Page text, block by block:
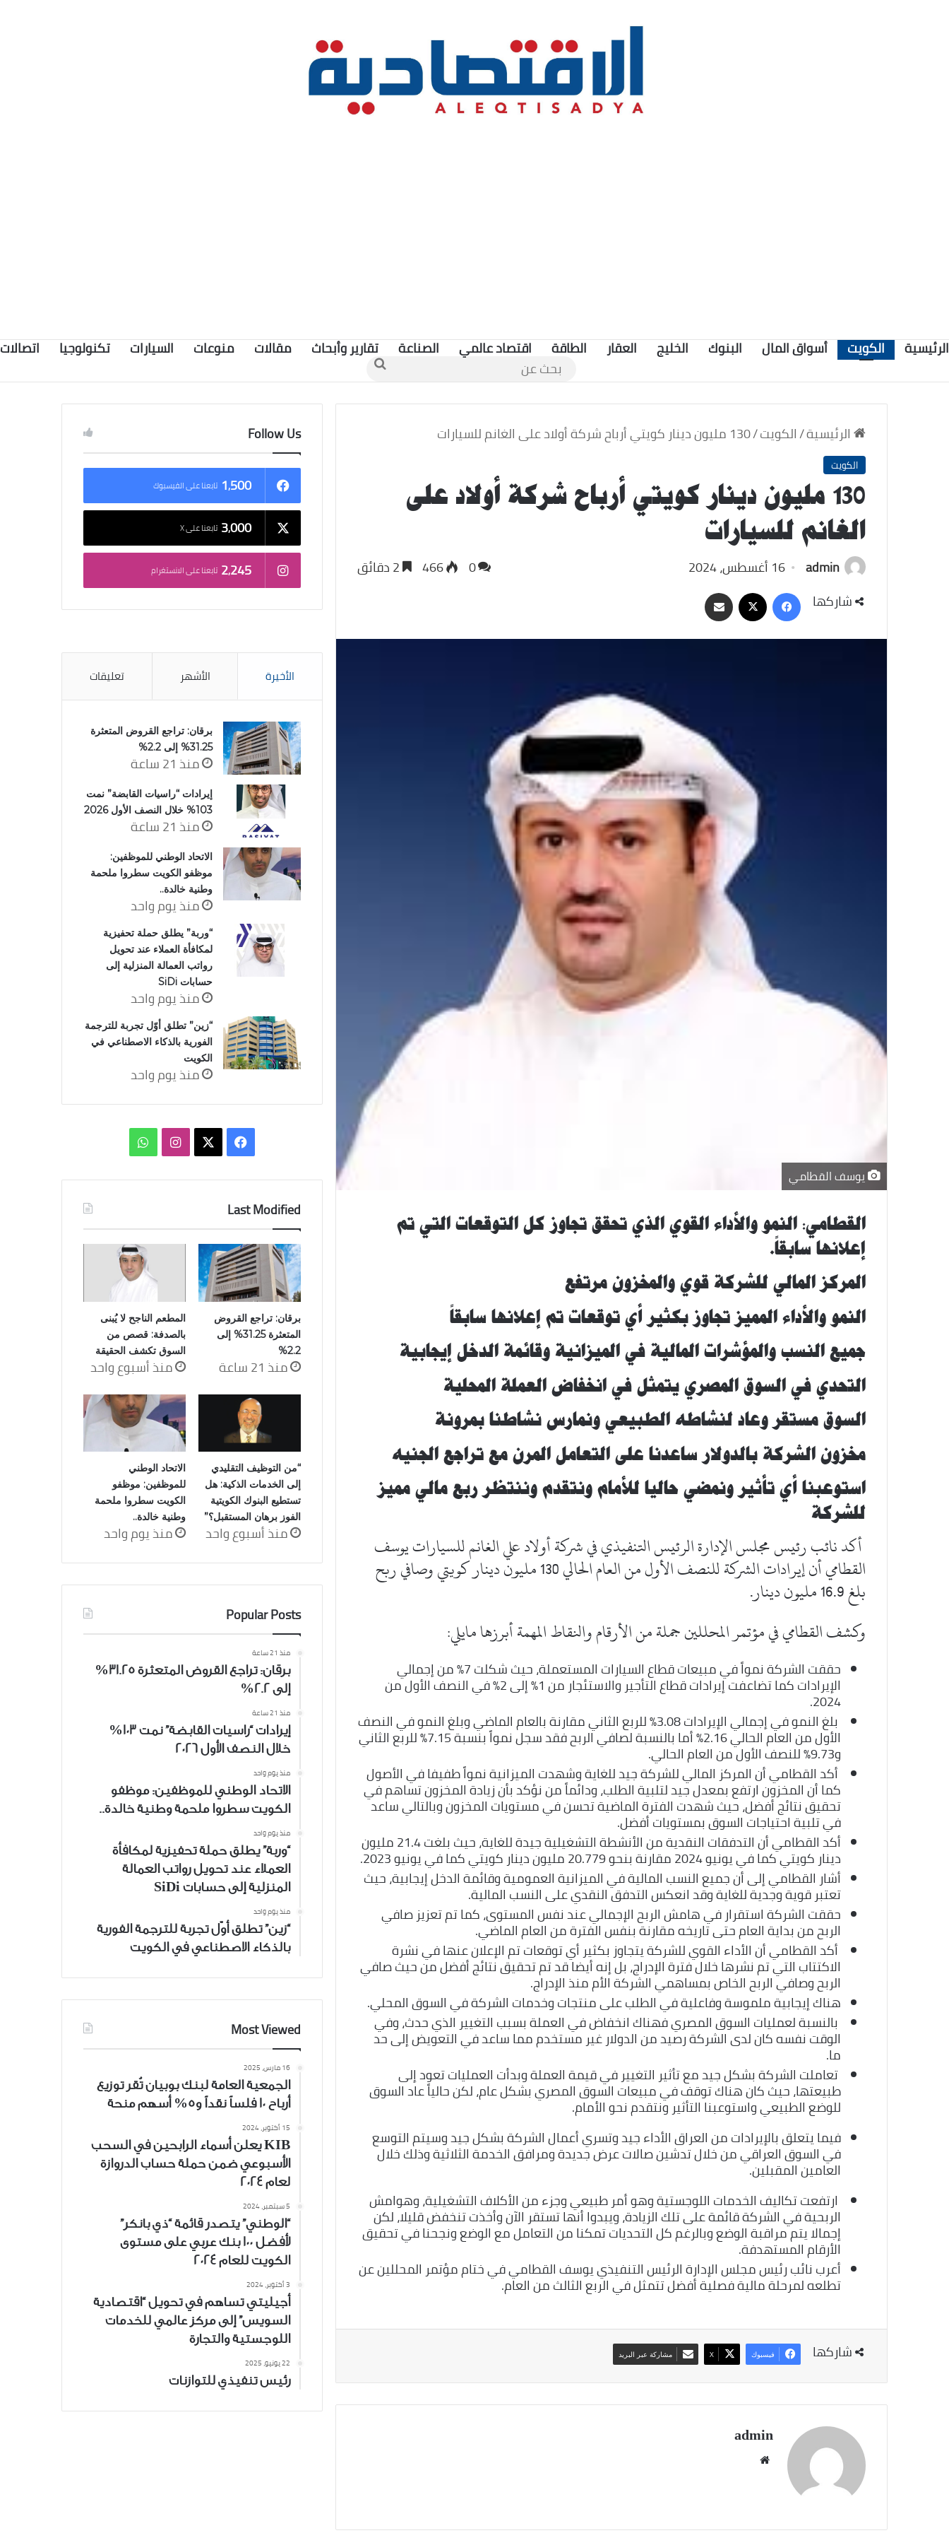
الرئيسية الكويت أسواق المال البنوك الخليج العقار الطاقة اقتصاد عالمي الصناعة تقارير وأبحاث مقالات منوعات السيارات تكنولوجيا اتصالات
بحث
عن
الرئيسية/الكويت/130 مليون دينار كويتي أرباح شركة أولاد على الغانم للسيارات
الكويت
130 مليون دينار كويتي أرباح شركة أولاد على
الغانم للسيارات
admin 16 أغسطس، 2024 0
466
شاركها
فيسبوك
‫X مشاركة
عبر
البريد
يوسف القطامي
القطامي: النمو والأداء القوي الذي تحقق تجاوز كل التوقعات التي تم
إعلانها سابقاً.
المركز المالي للشركة قوي والمخزون مرتفع
النمو والأداء المميز تجاوز بكثير أي توقعات تم إعلانها سابقاً
جميع النسب والمؤشرات المالية في الميزانية وقائمة الدخل إيجابية
التحدي في السوق المصري يتمثل في انخفاض العملة المحلية
السوق مستقر وعاد لنشاطه الطبيعي ونمارس نشاطنا بمرونة
مخزون الشركة بالدولار ساعدنا على التعامل المرن مع تراجع الجنيه
استوعبنا أي تأثير ونمضي حاليا للأمام ونتقدم وننتظر ربع مالي مميز
للشركة
أكد نائب رئيس مجلس الإدارة الرئيس التنفيذي في شركة أولاد علي الغانم للسيارات يوسف
القطامي أن إيرادات الشركة للنصف الأول من العام الحالي 130 مليون دينار كويتي وصافي ربح
بلغ 16.9 مليون دينار.
وكشف القطامي في مؤتمر المحللين جملة من الأرقام والنقاط المهمة أبرزها مايلي:
حققت الشركة نمواً في مبيعات قطاع السيارات المستعملة، حيث شكلت 7% من إجمالي
الإيرادات كما تضاعفت إيرادات قطاع التأجير والاستئجار من 1% إلى 2% في النصف الأول من
2024.
بلغ النمو في إجمالي الإيرادات 3.08% للربع الثاني مقارنة بالعام الماضي وبلغ النمو في النصف
الأول من العام الحالي 2.16% أما بالنسبة لصافي الربح فقد سجل نمواً بنسبة 7.15% للربع الثاني
و9.73% للنصف الأول من العام الحالي.
أكد القطامي أن المركز المالي للشركة جيد للغاية وشهدت الميزانية نمواً طفيفا في الأصول
كما أن المخزون ارتفع بمعدل جيد لتلبية الطلب، ودائماً من نؤكد بأن زيادة المخزون تساهم في
تحقيق نتائج أفضل، حيث شهدت الفترة الماضية تحسن في مستويات المخزون وبالتالي ساعد
في تلبية احتياجات السوق بمستويات أفضل.
أكد القطامي أن التدفقات النقدية من الأنشطة التشغيلية جيدة للغاية، حيث بلغت 21.4 مليون
دينار كويتي كما في يونيو 2024 مقارنة بنحو 20.779 مليون دينار كويتي كما في يونيو 2023.
أشار القطامي إلى أن جميع النسب المالية في الميزانية العمومية وقائمة الدخل إيجابية، حيث
تعتبر قوية وجدية للغاية وقد انعكس التدفق النقدي على النسب المالية.
حققت الشركة استقرار في هامش الربح الإجمالي عند نفس المستوى، كما تم تعزيز صافي
الربح من بداية العام حتى تاريخه مقارنة بنفس الفترة من العام الماضي.
أكد القطامي أن الأداء القوي للشركة يتجاوز بكثير أي توقعات تم الإعلان عنها في نشرة
الاكتتاب التي تم نشرها خلال فترة الإدراج، بل إنه أيضا قد تم تحقيق نتائج أفضل من حيث صافي
الربح وصافي الربح الخاص بمساهمي الشركة الأم منذ الإدراج.
هناك إيجابية ملموسة وفاعلية في الطلب على منتجات وخدمات الشركة في السوق المحلي.
بالنسبة لعمليات السوق المصري فهناك انخفاض في العملة بسبب التغيير الذي حدث، وفي
الوقت نفسه كان لدى الشركة رصيد من الدولار غير مستخدم مما ساعد في التعويض إلى حد
ما.
تعاملت الشركة بشكل جيد مع تأثير التغيير في قيمة العملة وبدأت العمليات تعود إلى
طبيعتها، حيث كان هناك توقف في مبيعات السوق المصري بشكل عام، لكن حالياً عاد السوق
للوضع الطبيعي واستوعبنا التأثير ونتقدم نحو الأمام.
فيما يتعلق بالإيرادات من العراق الأداء جيد وتسري أعمال الشركة بشكل جيد وسيتم التوسع
في السوق العراقي من خلال تدشين صالات عرض جديدة ومرافق الخدمة الثلاثية وذلك خلال
العامين المقبلين.
ارتفعت تكاليف الخدمات اللوجستية وهو أمر طبيعي وجزء من الأكلاف التشغيلية، وهوامش
الربحية في الشركة قائمة على تلك الزيادة، ويبدوا أنها تستقر الآن وأخذت تنخفض قليلا، لكن
إجمالا يتم مراقبة الوضع وبالرغم كل التحديات تمكنا من التعامل مع الوضع ونجحنا في تحقيق
الأرقام المستهدفة.
أعرب نائب رئيس مجلس الإدارة الرئيس التنفيذي يوسف القطامي في ختام مؤتمر المحللين عن
تطلعه لمرحلة مالية فصلية أفضل تتمثل في الربع الثالث من العام.
شاركها فيسبوك ‫X مشاركة عبر البريد
admin
Follow Us
1٬500 تابعنا على الفيسبوك
3٬000 تابعنا على X
2٬245 تابعنا على الانستغرام
الأخيرة الأشهر تعليقات
برقان: تراجع القروض المتعثرة
31.25% إلى 2.2%
منذ 21 ساعة
إيرادات “راسيات القابضة” نمت
103% خلال النصف الأول 2026
منذ 21 ساعة
الاتحاد الوطني للموظفين:
موظفو الكويت سطروا ملحمة
وطنية خالدة..
منذ يوم واحد
“وربة” يطلق حملة تحفيزية
لمكافأة العملاء عند تحويل
رواتب العمالة المنزلية إلى
حسابات SiDi
منذ يوم واحد
“زين” تطلق أوّل تجربة للترجمة
الفورية بالذكاء الاصطناعي في
الكويت
منذ يوم واحد
فيسبوك انستقرامواتساب
Last Modified
برقان: تراجع القروض
المتعثرة 31.25% إلى
2.2%
منذ 21 ساعة
المطعم الناجح لا يُبنى
بالصدفة: قصص من
السوق تكشف الحقيقة
منذ أسبوع واحد
“من التوظيف التقليدي
إلى الخدمات الذكية: هل
تستطيع البنوك الكويتية
الفوز برهان المستقبل؟”
منذ أسبوع واحد
الاتحاد الوطني
للموظفين: موظفو
الكويت سطروا ملحمة
وطنية خالدة..
منذ يوم واحد
Popular Posts
منذ 21 ساعة
برقان: تراجع القروض المتعثرة 31.25%
إلى 2.2%
منذ 21 ساعة
إيرادات “راسيات القابضة” نمت 103%
خلال النصف الأول 2026
منذ يوم واحد
الاتحاد الوطني للموظفين: موظفو
الكويت سطروا ملحمة وطنية خالدة..
منذ يوم واحد
“وربة” يطلق حملة تحفيزية لمكافأة
العملاء عند تحويل رواتب العمالة
المنزلية إلى حسابات SiDi
منذ يوم واحد
“زين” تطلق أوّل تجربة للترجمة الفورية
بالذكاء الاصطناعي في الكويت
Most Viewed
16 مارس، 2025
الجمعية العامة لبنك بوبيان تُقر توزيع
أرباح 10 فلساً نقداً و5% أسهم منحة
15 أكتوبر، 2024
KIB يعلن أسماء الرابحين في السحب
الأسبوعي ضمن حملة حساب الدروازة
لعام 2024
5 سبتمبر، 2024
“الوطني” يتصدر قائمة “ذي بانكر”
لأفضل 100 بنك عربي على مستوى
الكويت للعام 2024
3 أكتوبر، 2024
أجيليتي تساهم في تحويل “اقتصادية
السويس” إلى مركز عالمي للخدمات
اللوجستية والتجارة
22 يونيو، 2025
رئيس تنفيذي للتوازنات